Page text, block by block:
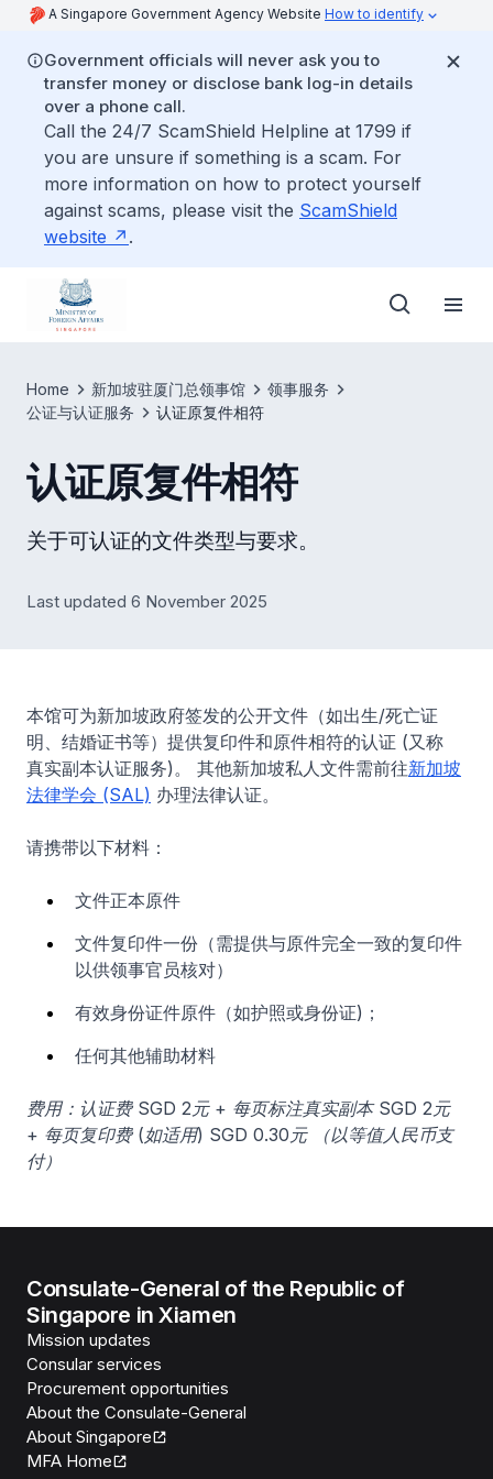
A Singapore Government Agency Website How to identify
Government officials will never ask you to
transfer money or disclose bank log-in details
over a phone call.
Call the 24/7 ScamShield Helpline at 1799 if
you are unsure if something is a scam. For
more information on how to protect yourself
against scams, please visit the ScamShield
website
.
Home 新加坡驻厦门总领事馆
领事服务
公证与认证服务
认证原复件相符
认证原复件相符
关于可认证的文件类型与要求。
Last updated 6 November 2025
本馆可为新加坡政府签发的公开文件（如出生/死亡证
明、结婚证书等）提供复印件和原件相符的认证 (又称
真实副本认证服务)。 其他新加坡私人文件需前往新加坡
法律学会 (SAL) 办理法律认证。
请携带以下材料：
文件正本原件
文件复印件一份（需提供与原件完全一致的复印件
以供领事官员核对）
有效身份证件原件（如护照或身份证)；
任何其他辅助材料
费用：认证费 SGD 2元 + 每页标注真实副本 SGD 2元
+ 每页复印费 (如适用) SGD 0.30元 （以等值人民币支
付）
Consulate-General of the Republic of
Singapore in Xiamen
Mission updates
Consular services
Procurement opportunities
About the Consulate-General
About Singapore
MFA Home